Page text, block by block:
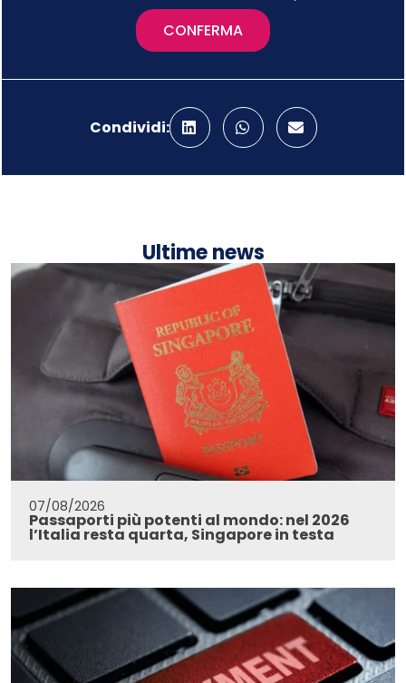
CONFERMA
Condividi:
Ultime news
07/08/2026
Passaporti più potenti al mondo: nel 2026
l’Italia resta quarta, Singapore in testa